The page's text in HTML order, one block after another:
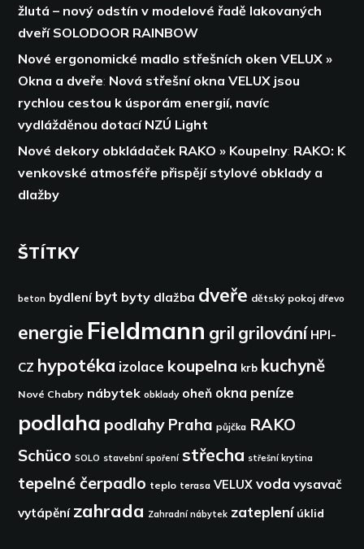
žlutá – nový odstín v modelové řadě lakovaných
dveří SOLODOOR RAINBOW
Nové ergonomické madlo střešních oken VELUX »
Okna a dveře: Nová střešní okna VELUX jsou
rychlou cestou k úsporám energií, navíc
vydlážděnou dotací NZÚ Light
Nové dekory obkládaček RAKO » Koupelny: RAKO: K
venkovské atmosféře přispějí stylové obklady a
dlažby
ŠTÍTKY
beton bydlení byt byty dlažba dveře dětský pokoj dřevo
energie Fieldmann gril grilování HPI-
CZ hypotéka izolace koupelna krb kuchyně
Nové Chabry nábytek obklady oheň okna peníze
podlaha podlahy Praha půjčka RAKO
Schüco SOLO stavební spoření střecha střešní krytina
tepelné čerpadlo teplo terasa VELUX voda vysavač
vytápění zahrada Zahradní nábytek zateplení úklid